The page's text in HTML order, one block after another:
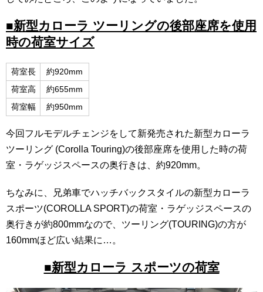
■新型カローラ ツーリングの後部座席を使用
時の荷室サイズ
荷室長
約920mm
荷室高
約655mm
荷室幅
約950mm
今回フルモデルチェンジをして新発売された新型カローラ
ツーリング (Corolla Touring)の後部座席を使用した時の荷
室・ラゲッジスペースの奥行きは、約920mm。
ちなみに、兄弟車でハッチバックスタイルの新型カローラ
スポーツ(COROLLA SPORT)の荷室・ラゲッジスペースの
奥行きが約800mmなので、ツーリング(TOURING)の方が
160mmほど広い結果に…。
■新型カローラ スポーツの荷室